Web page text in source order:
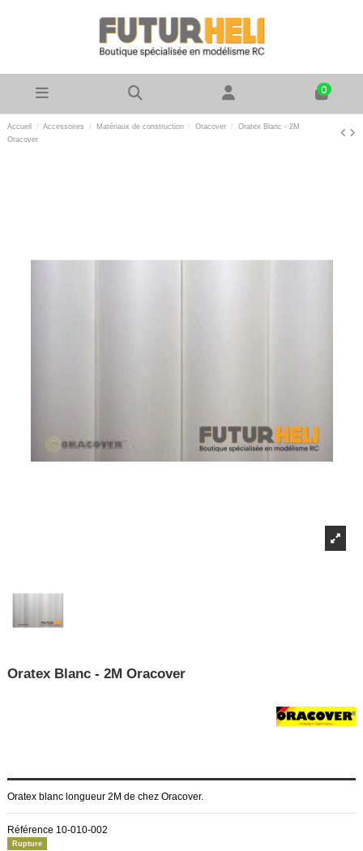
0
Accueil Accessoires Matériaux de construction Oracover
Oratex Blanc - 2M
Oracover
Oratex Blanc - 2M Oracover
Oratex blanc longueur 2M de chez Oracover.
Référence 10-010-002
Rupture